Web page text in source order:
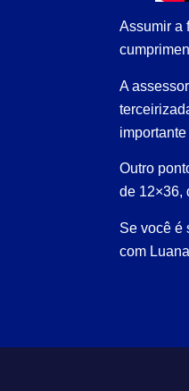
Assumir a
A
Outro
de 12×36,
Se você é
com